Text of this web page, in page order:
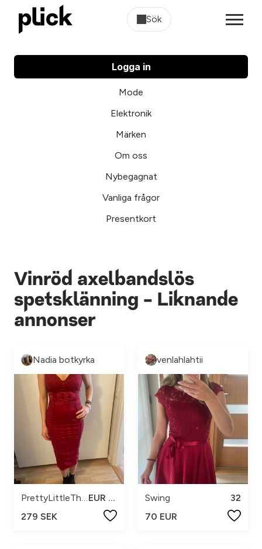
Sök
Logga in
Mode
Elektronik
Märken
Om oss
Nybegagnat
Vanliga frågor
Presentkort
Vinröd axelbandslös
spetsklänning - Liknande
annonser
Nadia botkyrka
PrettyLittleThing
EUR 38
279 SEK
venlahlahtii
Swing
32
70 EUR